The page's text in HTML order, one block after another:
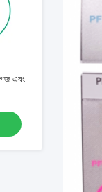
এবং